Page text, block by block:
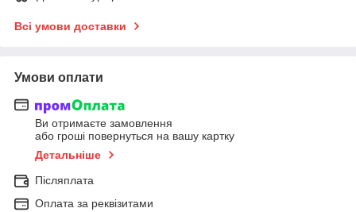
Всі умови доставки
Умови оплати
Ви отримаєте замовлення
або гроші повернуться на вашу картку
Детальніше
Післяплата
Оплата за реквізитами